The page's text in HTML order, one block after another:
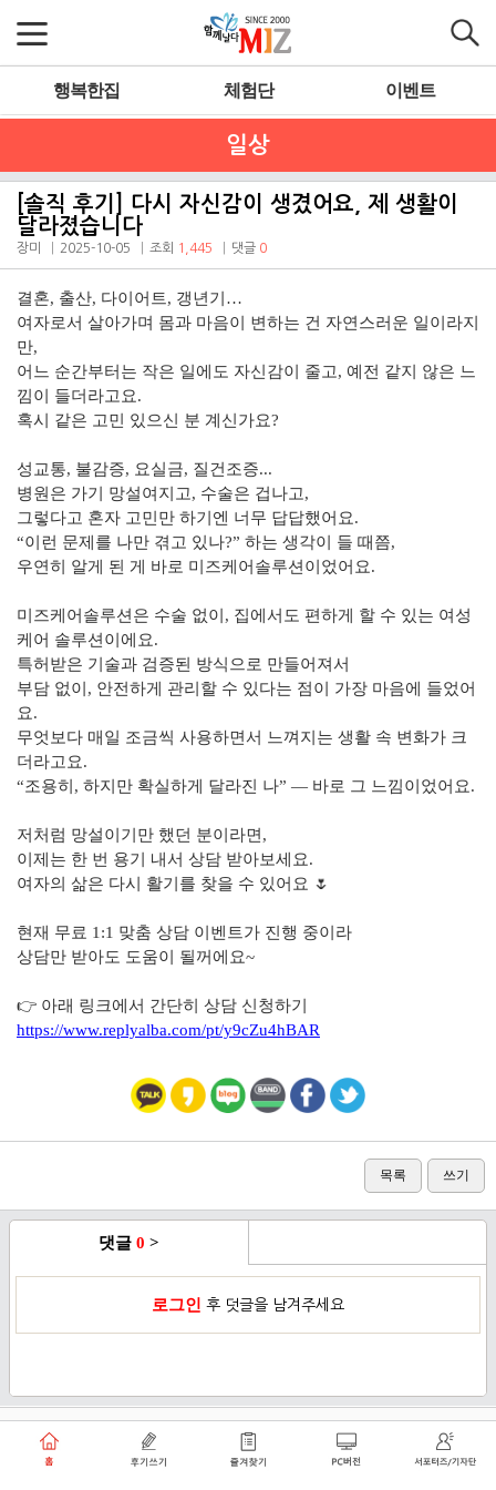
행복한집 체험단 이벤트
일상
[솔직 후기] 다시 자신감이 생겼어요, 제 생활이
달라졌습니다
장미 2025-10-05 조회 1,445 댓글 0
결혼, 출산, 다이어트, 갱년기…
여자로서 살아가며 몸과 마음이 변하는 건 자연스러운 일이라지
만,
어느 순간부터는 작은 일에도 자신감이 줄고, 예전 같지 않은 느
낌이 들더라고요.
혹시 같은 고민 있으신 분 계신가요?
성교통, 불감증, 요실금, 질건조증...
병원은 가기 망설여지고, 수술은 겁나고,
그렇다고 혼자 고민만 하기엔 너무 답답했어요.
“이런 문제를 나만 겪고 있나?” 하는 생각이 들 때쯤,
우연히 알게 된 게 바로 미즈케어솔루션이었어요.
미즈케어솔루션은 수술 없이, 집에서도 편하게 할 수 있는 여성
케어 솔루션이에요.
특허받은 기술과 검증된 방식으로 만들어져서
부담 없이, 안전하게 관리할 수 있다는 점이 가장 마음에 들었어
요.
무엇보다 매일 조금씩 사용하면서 느껴지는 생활 속 변화가 크
더라고요.
“조용히, 하지만 확실하게 달라진 나” — 바로 그 느낌이었어요.
저처럼 망설이기만 했던 분이라면,
이제는 한 번 용기 내서 상담 받아보세요.
여자의 삶은 다시 활기를 찾을 수 있어요 🌷
현재 무료 1:1 맞춤 상담 이벤트가 진행 중이라
상담만 받아도 도움이 될꺼에요~
👉 아래 링크에서 간단히 상담 신청하기
https://www.replyalba.com/pt/y9cZu4hBAR
목록 쓰기
댓글 0 >
로그인 후 덧글을 남겨주세요
개인정보취급방침 로그인
쑥쑥플래닛 주식회사 대표이사 : 천선아